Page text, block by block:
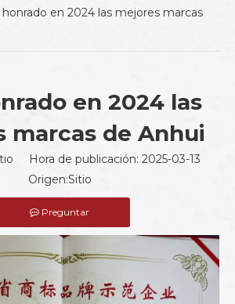
honrado en 2024 las mejores marcas
en 2024 las
marcas de Anhui
Hora de publicación: 2025-03-13
Origen:Sitio
Preguntar